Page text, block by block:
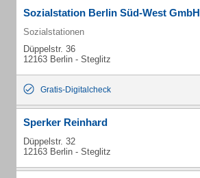
Sozialstation Berlin Süd-West GmbH
Sozialstationen
Düppelstr. 36
12163 Berlin - Steglitz
Gratis-Digitalcheck
Sperker Reinhard
Düppelstr. 32
12163 Berlin - Steglitz